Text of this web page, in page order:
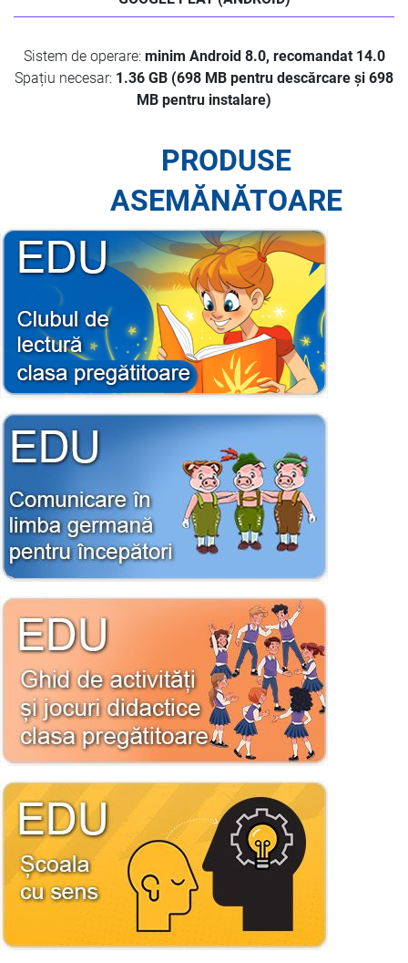
Sistem de operare: minim Android 8.0, recomandat 14.0
Spațiu necesar: 1.36 GB (698 MB pentru descărcare și 698
MB pentru instalare)
PRODUSE
ASEMĂNĂTOARE